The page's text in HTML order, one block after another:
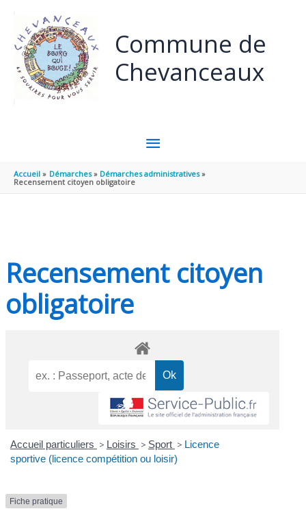
Commune de
Chevanceaux
MENU
PRINCIPAL
Accueil Démarches
Démarches administratives
Recensement citoyen obligatoire
Recensement citoyen
obligatoire
Accueil particuliers > Loisirs > Sport > Licence
sportive (licence compétition ou loisir)
Fiche pratique